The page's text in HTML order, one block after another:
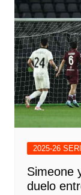
2025-26
Simeone
duelo